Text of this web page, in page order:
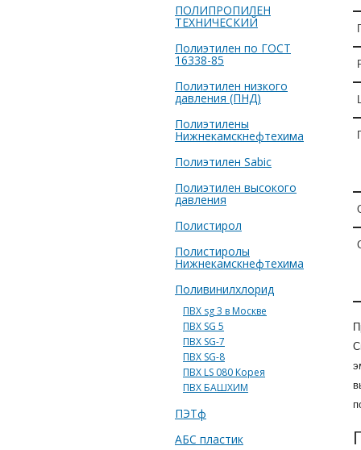
ПОЛИПРОПИЛЕН
ТЕХНИЧЕСКИЙ
Полиэтилен по ГОСТ
16338-85
Полиэтилен низкого
давления (ПНД)
Полиэтилены
Нижнекамскнефтехима
Полиэтилен Sabic
Полиэтилен высокого
давления
Полистирол
Полистиролы
Нижнекамскнефтехима
Поливинилхлорид
ПВХ sg 3 в Москве
ПВХ SG 5
ПВХ SG-7
ПВХ SG-8
ПВХ LS 080 Корея
ПВХ БАШХИМ
ПЭТф
АБС пластик